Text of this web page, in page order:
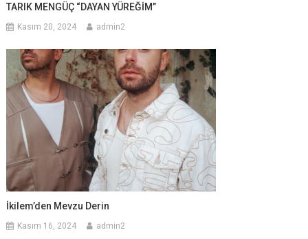
TARIK MENGÜÇ “DAYAN YÜREĞİM”
Kasım 20, 2024 admin2
İkilem’den Mevzu Derin
Kasım 16, 2024 admin2